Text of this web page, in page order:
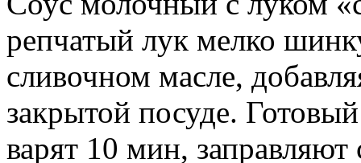
репчатый лук мелко
сливочном масле,
закрытой посуде.
варят 10 мин,